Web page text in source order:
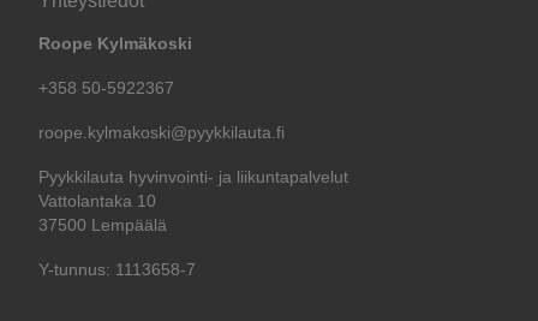
Roope Kylmäkoski
+358 50-5922367
roope.kylmakoski@pyykkilauta.fi
Pyykkilauta hyvinvointi- ja liikuntapalvelut
Vattolantaka 10
37500 Lempäälä
Y-tunnus: 1113658-7